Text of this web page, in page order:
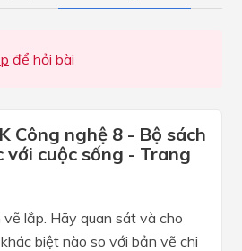
để hỏi bài
Công nghệ 8 - Bộ sách
cuộc sống - Trang
lắp. Hãy quan sát và cho
biệt nào so với bản vẽ chi